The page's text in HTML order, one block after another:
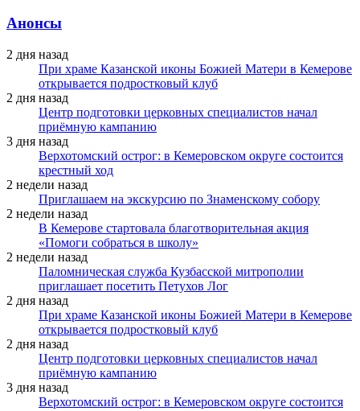
Анонсы
2 дня назад
При храме Казанской иконы Божией Матери в Кемерове
открывается подростковый клуб
2 дня назад
Центр подготовки церковных специалистов начал
приёмную кампанию
3 дня назад
Верхотомский острог: в Кемеровском округе состоится
крестный ход
2 недели назад
Приглашаем на экскурсию по Знаменскому собору
2 недели назад
В Кемерове стартовала благотворительная акция
«Помоги собраться в школу»
2 недели назад
Паломническая служба Кузбасской митрополии
приглашает посетить Петухов Лог
2 дня назад
При храме Казанской иконы Божией Матери в Кемерове
открывается подростковый клуб
2 дня назад
Центр подготовки церковных специалистов начал
приёмную кампанию
3 дня назад
Верхотомский острог: в Кемеровском округе состоится